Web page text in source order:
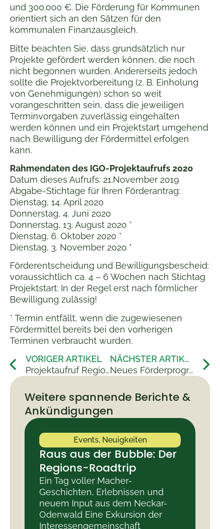
und 300.000 €. Die Förderung für Kommunen
orientiert sich an den Sätzen für den
kommunalen Finanzausgleich.
Bitte beachten Sie, dass grundsätzlich nur
Projekte gefördert werden können, die noch
nicht begonnen wurden. Andererseits jedoch
sollte die Projektvorbereitung (z. B. Einholung
von Genehmigungen) schon so weit
vorangeschritten sein, dass die jeweiligen
Terminvorgaben zuverlässig eingehalten
werden können und ein Projektstart umgehend
nach Bewilligung der Fördermittel erfolgen
kann.
Rahmendaten des IGO-Projektaufrufs 2020
Datum dieses Aufrufs: 21.November 2019
Abgabe-Stichtage für Ihren Förderantrag:
Dienstag, 14. April 2020
Donnerstag, 4. Juni 2020
Donnerstag, 13. August 2020 *
Dienstag, 6. Oktober 2020 *
Dienstag, 3. November 2020 *
Förderentscheidung und Bewilligungsbescheid:
voraussichtlich ca. 4 – 6 Wochen nach Stichtag
Projektstart: In der Regel erst nach förmlicher
Bewilligung zulässig!
* Termin entfällt, wenn die zugewiesenen
Fördermittel bereits bei den vorherigen
Terminen verbraucht wurden.
VORIGER ARTIKEL
Projektaufruf Regionalbudget 2020
NÄCHSTER ARTIKEL
Neues Förderprogramm: MusikVorOrt
Weitere spannende Berichte &
Ankündigungen
Events, Neuigkeiten
Raus aus der Bubble: Der
Regions-Roadtrip
Ein Tag voller Macher-
Geschichten, Erlebnissen und
neuem Input aus dem Neckar-
Odenwald Eine Exkursion der
Interessengemeinschaft